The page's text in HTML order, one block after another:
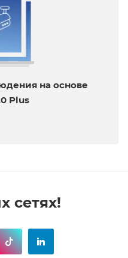
на основе
Plus
сетях!